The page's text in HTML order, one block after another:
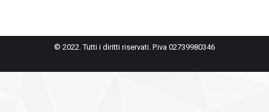
© 2022. Tutti i diritti riservati. P.iva 02739980346